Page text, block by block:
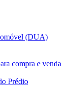
(DUA)
compra e venda
Prédio